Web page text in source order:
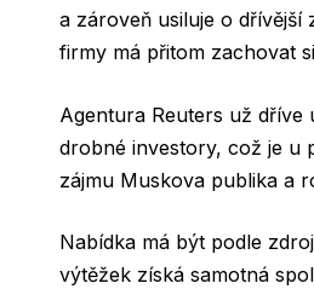
a zároveň usiluje o
firmy má přitom zachovat
Agentura Reuters už
drobné investory, což je u
zájmu Muskova publika a
Nabídka má být podle
výtěžek získá samotná